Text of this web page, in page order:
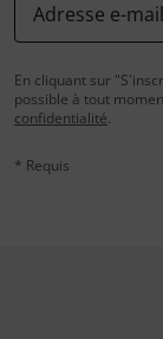
Adresse e-mail
En cliquant sur
possible à tout
confidentialité.
* Requis